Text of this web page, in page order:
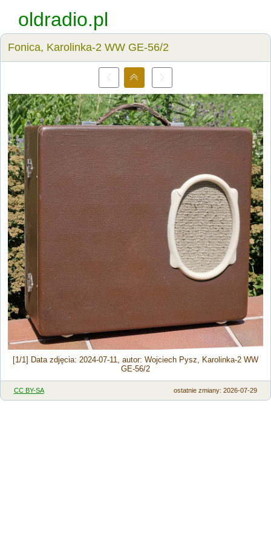
oldradio.pl
Fonica, Karolinka-2 WW GE-56/2
[1/1] Data zdjęcia: 2024-07-11, autor: Wojciech Pysz, Karolinka-2 WW
GE-56/2
CC BY-SA ostatnie zmiany: 2026-07-29